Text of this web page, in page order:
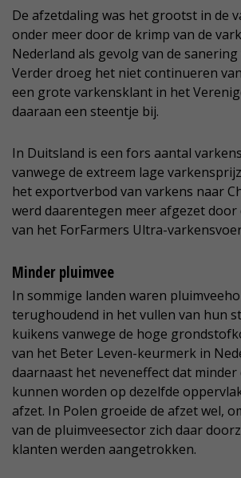
De afzetdaling was het grootst in de
onder meer door de krimp van de
Nederland als gevolg van de sanering
Verder droeg het niet continueren
een grote varkensklant in het
daaraan een steentje bij.
In Duitsland is een fors aantal
vanwege de extreem lage
het exportverbod van varkens naar
werd daarentegen meer afgezet
van het ForFarmers Ultra-
Minder pluimvee
In sommige landen waren
terughoudend in het vullen van hun
kuikens vanwege de hoge
van het Beter Leven-keurmerk in
daarnaast het neveneffect dat
kunnen worden op dezelfde
afzet. In Polen groeide de afzet wel,
van de pluimveesector zich daar
klanten werden aangetrokken.